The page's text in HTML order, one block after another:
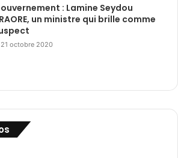
: Lamine Seydou
un ministre qui brille comme
21 octobre 2020